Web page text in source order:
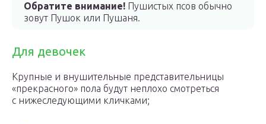
Обратите внимание! Пушистых псов обычно
зовут Пушок или Пушаня.
Для девочек
Крупные и внушительные представительницы
«прекрасного» пола будут неплохо смотреться
с нижеследующими кличками;